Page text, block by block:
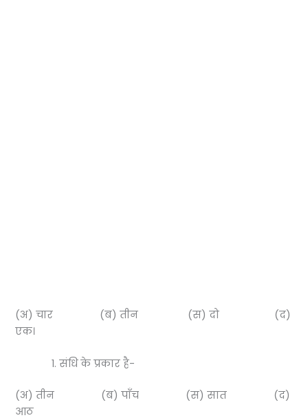
(अ) चार (ब) तीन (स) दो (द)
एक।
संधि के प्रकार है-
(अ) तीन (ब) पाँच (स) सात (द)
आठ